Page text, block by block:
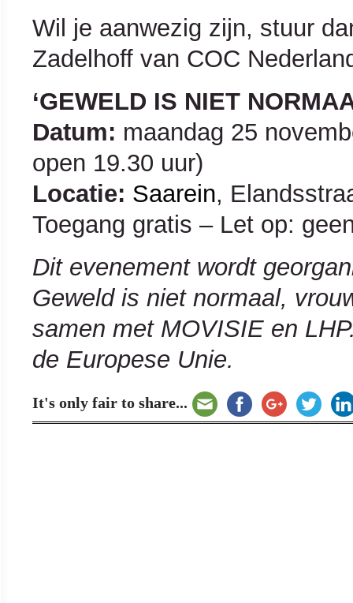
Wil je aanwezig zijn, stuur
Zadelhoff van COC
‘GEWELD IS NIET
Datum: maandag 25
open 19.30 uur)
Locatie: Saarein,
Toegang gratis – Let op:
Dit evenement wordt
Geweld is niet normaal,
samen met MOVISIE en
de Europese Unie.
It's only fair to share...